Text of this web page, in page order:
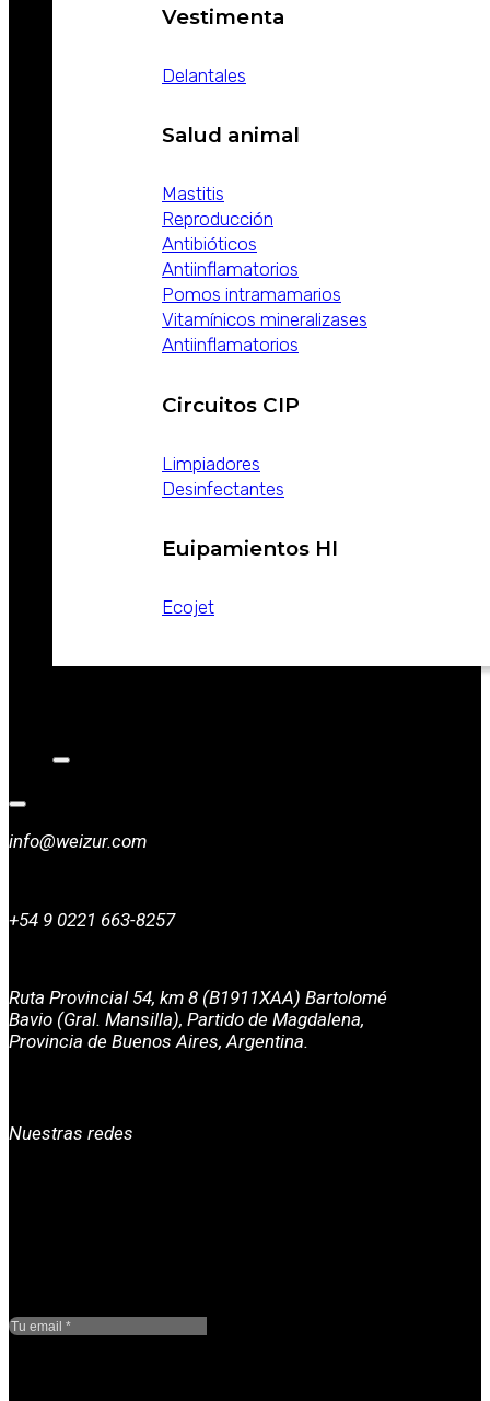
Vestimenta
Delantales
Salud animal
Mastitis
Reproducción
Antibióticos
Antiinflamatorios
Pomos intramamarios
Vitamínicos mineralizases
Antiinflamatorios
Circuitos CIP
Limpiadores
Desinfectantes
Euipamientos HI
Ecojet
info@weizur.com
+54 9 0221 663-8257
Ruta Provincial 54, km 8 (B1911XAA) Bartolomé
Bavio (Gral. Mansilla), Partido de Magdalena,
Provincia de Buenos Aires, Argentina.
Nuestras redes